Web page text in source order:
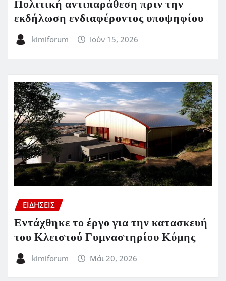
Πολιτική αντιπαράθεση πριν την
εκδήλωση ενδιαφέροντος υποψηφίου
kimiforum Ιούν 15, 2026
ΕΙΔΗΣΕΙΣ
Εντάχθηκε το έργο για την κατασκευή
του Κλειστού Γυμναστηρίου Κύμης
kimiforum Μάι 20, 2026